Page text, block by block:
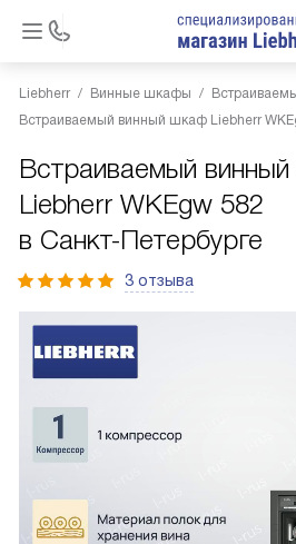
Liebherr Винные шкафы
Встраиваемый винный шкаф Liebherr
Встраиваемый
Liebherr WKEgw 582
в Санкт-Петербурге
3 отзыва